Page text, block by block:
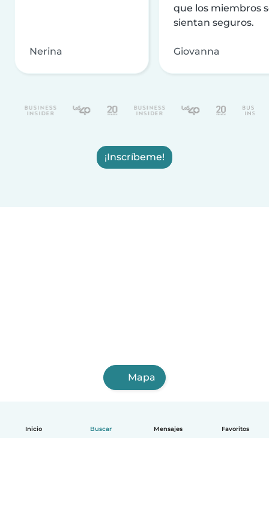
Inicio Buscar Mensajes Favoritos
Nerina
que los miembros
sientan seguros.
Giovanna
¡Inscríbeme!
Mapa